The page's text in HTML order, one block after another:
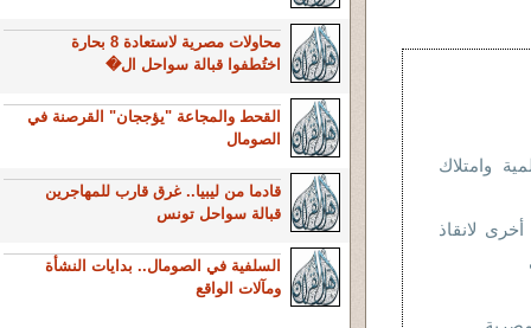
وامتلاك
لانقاذ
محاولات مصرية لاستعادة 8 بحارة
اختُطفوا قبالة سواحل ال�
القحط والمجاعة "يؤججان" القرصنة في
الصومال
قادما من ليبيا.. غرق قارب للمهاجرين
قبالة سواحل تونس
السلفية في الصومال.. بدايات النشأة
ومآلات الواقع